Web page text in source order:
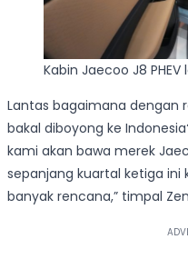
Kabin Jaecoo J8 PHEV
Lantas bagaimana dengan
bakal diboyong ke
kami akan bawa merek
sepanjang kuartal ketiga ini
banyak rencana,” timpal